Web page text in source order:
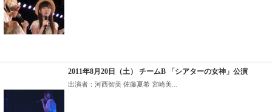
2011年8月20日（土） チームB 「シアターの女神」公演
出演者：河西智美 佐藤夏希 宮崎美...